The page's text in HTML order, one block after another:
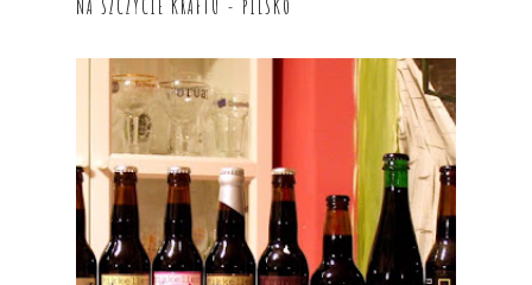
NA SZCZYCIE KRAFTU - PILSKO